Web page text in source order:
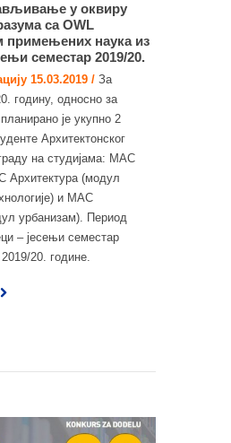
у оквиру
са OWL
примењених наука из
семестар 2019/20.
15.03.2019 / За
годину, односно за
је укупно 2
Архитектонског
на студијама: МАС
Архитектура (модул
и МАС
урбанизам). Период
– јесењи семестар
20. године.